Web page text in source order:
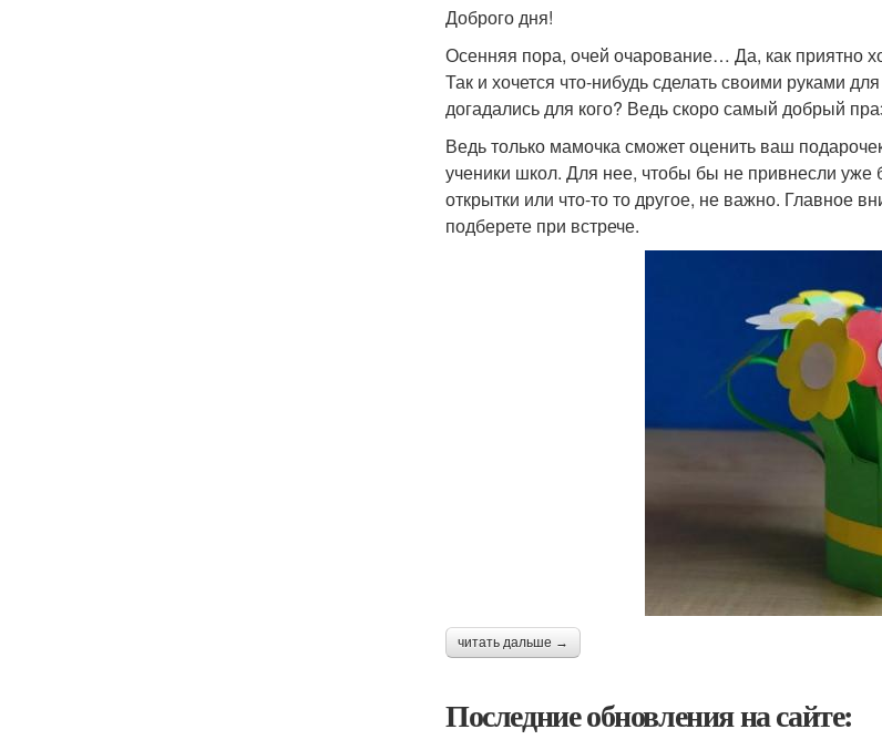
Доброго дня!
Осенняя пора, очей очарование… Да, как приятно
Так и хочется что-нибудь сделать своими руками
догадались для кого? Ведь скоро самый добрый
Ведь только мамочка сможет оценить ваш
ученики школ. Для нее, чтобы бы не привнесли уже
открытки или что-то то другое, не важно. Главное
подберете при встрече.
читать дальше →
Последние обновления на сайте: